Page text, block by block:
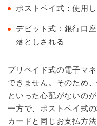
ポストペイ式：使用
デビット式：銀行口
落としされる
プリペイド式の電子マ
できません。そのため
といった心配がないのが
一方で、ポストペイ式
カードと同じお支払方